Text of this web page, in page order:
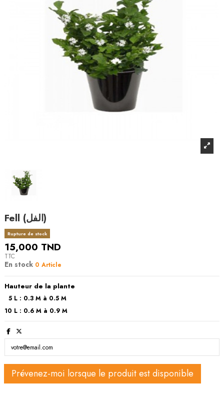
Fell (الفل)
Rupture de stock
15,000 TND
TTC
En stock 0 Article
Hauteur de la plante
5 L : 0.3 M à 0.5 M
10 L : 0.6 M à 0.9 M